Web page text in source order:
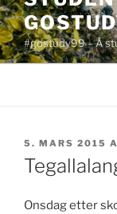
#gostudy99 – Å
PUBLISERT
5. MARS 2015
Onsdag etter